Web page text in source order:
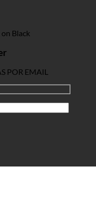
POR EMAIL